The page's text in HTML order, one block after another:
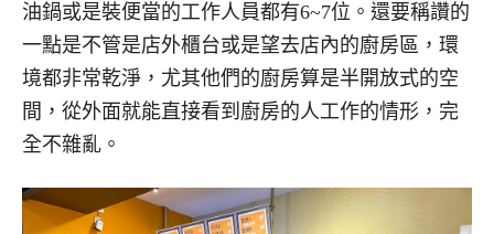
油鍋或是裝便當的工作人員都有6~7位。還要稱讚的
一點是不管是店外櫃台或是望去店內的廚房區，環
境都非常乾淨，尤其他們的廚房算是半開放式的空
間，從外面就能直接看到廚房的人工作的情形，完
全不雜亂。